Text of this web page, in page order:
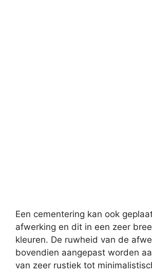
Een cementering kan ook
afwerking en dit in een zeer
kleuren. De ruwheid van de
bovendien aangepast worden
van zeer rustiek tot